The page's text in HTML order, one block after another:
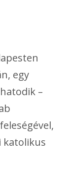
egy
–
katolikus